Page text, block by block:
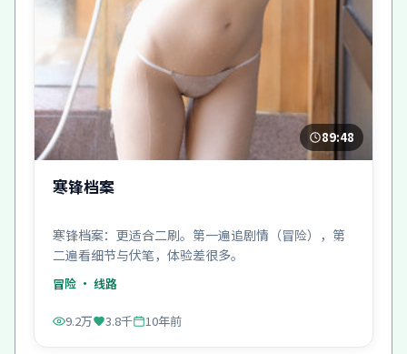
89:48
寒锋档案
寒锋档案：更适合二刷。第一遍追剧情（冒险），第
二遍看细节与伏笔，体验差很多。
冒险 · 线路
9.2万 3.8千 10年前